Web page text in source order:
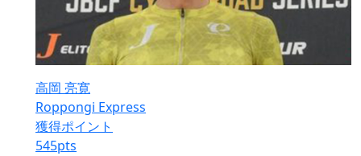
高岡 亮寛
Roppongi Express
獲得ポイント
545pts